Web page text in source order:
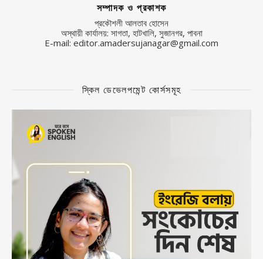
সম্পাদক ও প্রকাশক
প্রকৌশলী আলতাব হোসেন
অস্থায়ী কার্যালয়: সাগতা, হাটখালি, সুজানগর, পাবনা
E-mail: editor.amadersujanagar@gmail.com
স্কিল ডেভেলপমেন্ট কোর্সসমূহ